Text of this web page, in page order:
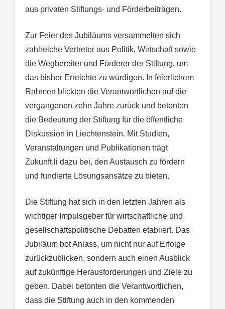
aus privaten Stiftungs- und Förderbeiträgen.
Zur Feier des Jubiläums versammelten sich
zahlreiche Vertreter aus Politik, Wirtschaft sowie
die Wegbereiter und Förderer der Stiftung, um
das bisher Erreichte zu würdigen. In feierlichem
Rahmen blickten die Verantwortlichen auf die
vergangenen zehn Jahre zurück und betonten
die Bedeutung der Stiftung für die öffentliche
Diskussion in Liechtenstein. Mit Studien,
Veranstaltungen und Publikationen trägt
Zukunft.li dazu bei, den Austausch zu fördern
und fundierte Lösungsansätze zu bieten.
Die Stiftung hat sich in den letzten Jahren als
wichtiger Impulsgeber für wirtschaftliche und
gesellschaftspolitische Debatten etabliert. Das
Jubiläum bot Anlass, um nicht nur auf Erfolge
zurückzublicken, sondern auch einen Ausblick
auf zukünftige Herausforderungen und Ziele zu
geben. Dabei betonten die Verantwortlichen,
dass die Stiftung auch in den kommenden